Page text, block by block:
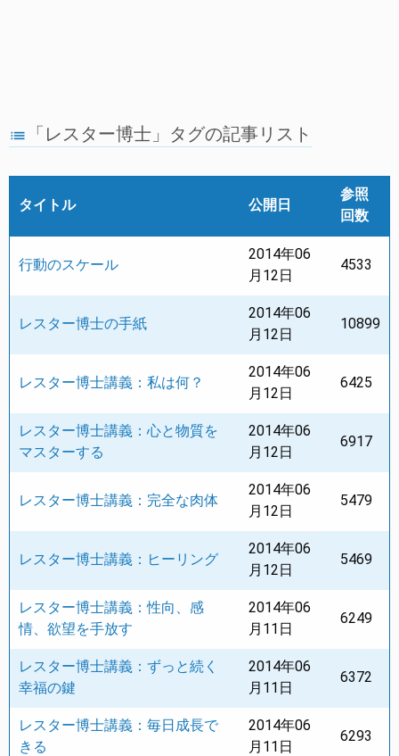
list 「レスター博士」タグの記事リスト
タイトル 公開日
参照
回数
行動のスケール
2014年06
月12日
4533
レスター博士の手紙
2014年06
月12日
10899
レスター博士講義：私は何？
2014年06
月12日
6425
レスター博士講義：心と物質を
マスターする
2014年06
月12日
6917
レスター博士講義：完全な肉体
2014年06
月12日
5479
レスター博士講義：ヒーリング
2014年06
月12日
5469
レスター博士講義：性向、感
情、欲望を手放す
2014年06
月11日
6249
レスター博士講義：ずっと続く
幸福の鍵
2014年06
月11日
6372
レスター博士講義：毎日成長で
きる
2014年06
月11日
6293